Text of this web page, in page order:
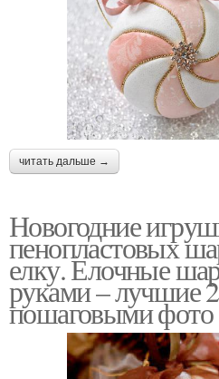
читать дальше →
Новогодние
пенопластовых
елку. Елочные
руками – лучшие
пошаговыми фото